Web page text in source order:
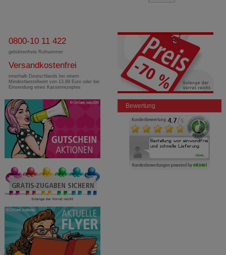
0800-10 11 422
gebührenfreie Rufnummer
Versandkostenfrei
innerhalb Deutschlands bei einem
Mindestbestellwert von 13,99 Euro oder bei
Einsendung eines Kassenrezeptes
Bewertung